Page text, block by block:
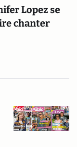
Lopez se
chanter